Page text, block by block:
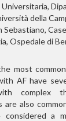
della
Sebastiano,
Ospedale di
most
AF have
complex
are also
considered a